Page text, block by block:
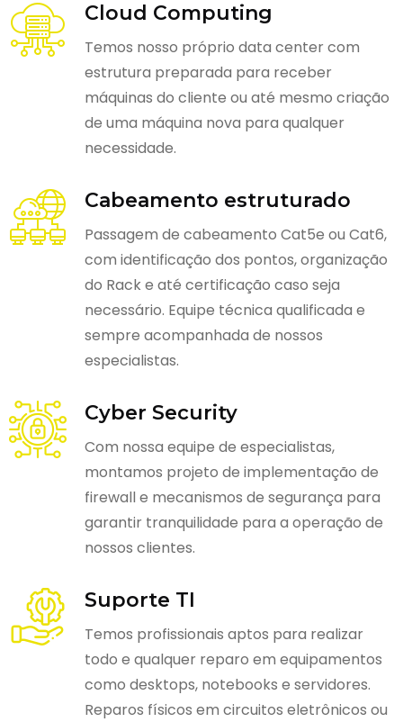
Cloud Computing
Temos nosso próprio data center com
estrutura preparada para receber
máquinas do cliente ou até mesmo criação
de uma máquina nova para qualquer
necessidade.
Cabeamento estruturado
Passagem de cabeamento Cat5e ou Cat6,
com identificação dos pontos, organização
do Rack e até certificação caso seja
necessário. Equipe técnica qualificada e
sempre acompanhada de nossos
especialistas.
Cyber Security
Com nossa equipe de especialistas,
montamos projeto de implementação de
firewall e mecanismos de segurança para
garantir tranquilidade para a operação de
nossos clientes.
Suporte TI
Temos profissionais aptos para realizar
todo e qualquer reparo em equipamentos
como desktops, notebooks e servidores.
Reparos físicos em circuitos eletrônicos ou